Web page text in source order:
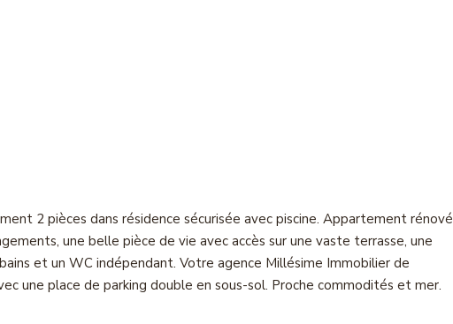
2 pièces dans résidence sécurisée avec piscine. Appartement rénové
une belle pièce de vie avec accès sur une vaste terrasse, une
et un WC indépendant. Votre agence Millésime Immobilier de
une place de parking double en sous-sol. Proche commodités et mer.